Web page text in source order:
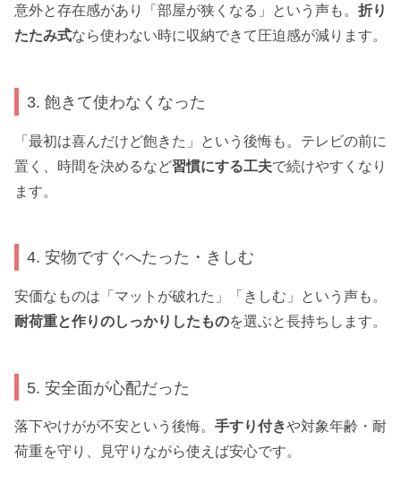
意外と存在感があり「部屋が狭くなる」という声も。 折り
たたみ式なら使わない時に収納できて圧迫感が減ります。
3. 飽きて使わなくなった
「最初は喜んだけど飽きた」という後悔も。テレビの前に
置く、時間を決めるなど習慣にする工夫で続けやすくなり
ます。
4. 安物ですぐへたった・きしむ
安価なものは「マットが破れた」「きしむ」という声も。
耐荷重と作りのしっかりしたものを選ぶと長持ちします。
5. 安全面が心配だった
落下やけがが不安という後悔。 手すり付きや対象年齢・耐
荷重を守り、見守りながら使えば安心です。